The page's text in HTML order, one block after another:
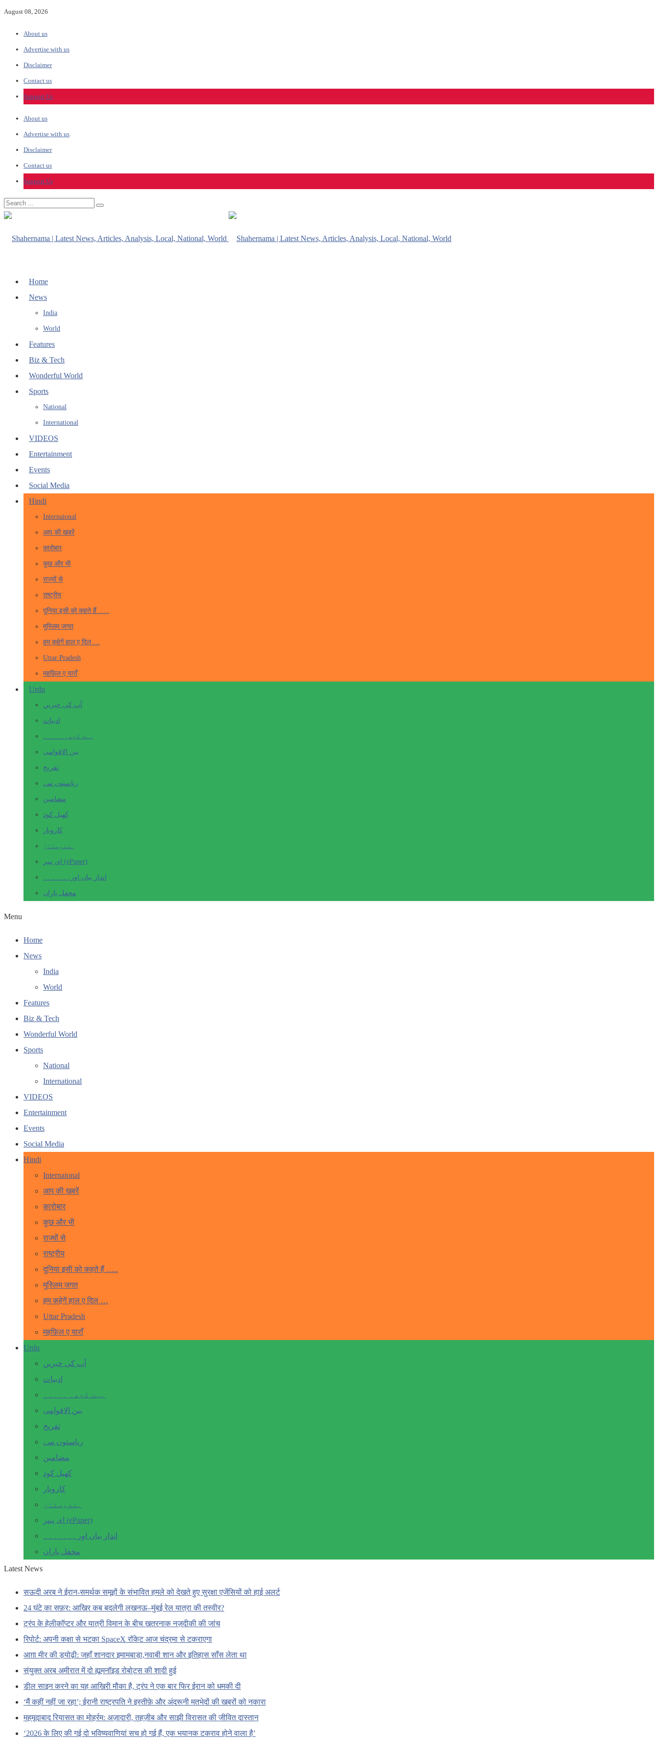
August 08, 2026
About us
Advertise with us
Disclaimer
Contact us
Support Us
About us
Advertise with us
Disclaimer
Contact us
Support Us
Home
News
India
World
Features
Biz & Tech
Wonderful World
Sports
National
International
VIDEOS
Entertainment
Events
Social Media
Hindi
Internaional
आप की खबरें
कारोबार
कुछ और भी
राज्यों से
राष्ट्रीय
दुनिया इसी को कहते हैं …..
मुस्लिम जगत
हम कहेगें हाल ए दिल …
Uttar Pradesh
महफ़िल ए याराँ
Urdu
آپ کی خبریں
ادبیات
بہت کچھ۔ ۔۔۔۔۔
بین الاقوامی
تفریح
ریاستوں سے
مضامین
کھیل کود
کاروبار
ہندوستان
ای پیپر (ePaper)
انداز بیاں اور۔۔۔۔۔۔۔
محفل یاراں
Menu
Home
News
India
World
Features
Biz & Tech
Wonderful World
Sports
National
International
VIDEOS
Entertainment
Events
Social Media
Hindi
Internaional
आप की खबरें
कारोबार
कुछ और भी
राज्यों से
राष्ट्रीय
दुनिया इसी को कहते हैं …..
मुस्लिम जगत
हम कहेगें हाल ए दिल …
Uttar Pradesh
महफ़िल ए याराँ
Urdu
آپ کی خبریں
ادبیات
بہت کچھ۔ ۔۔۔۔۔
بین الاقوامی
تفریح
ریاستوں سے
مضامین
کھیل کود
کاروبار
ہندوستان
ای پیپر (ePaper)
انداز بیاں اور۔۔۔۔۔۔۔
محفل یاراں
Latest News
सऊदी अरब ने ईरान-समर्थक समूहों के संभावित हमले को देखते हुए सुरक्षा एजेंसियों को हाई अलर्ट
24 घंटे का सफ़र: आखिर कब बदलेगी लखनऊ–मुंबई रेल यात्रा की तस्वीर?
ट्रंप के हेलीकॉप्टर और यात्री विमान के बीच खतरनाक नज़दीकी की जांच
रिपोर्ट: अपनी कक्षा से भटका SpaceX रॉकेट आज चंद्रमा से टकराएगा
आग़ा मीर की ड्योढ़ी: जहाँ शानदार इमामबाड़ा,नवाबी शान और इतिहास साँस लेता था
संयुक्त अरब अमीरात में दो ह्यूमनॉइड रोबोट्स की शादी हुई
डील साइन करने का यह आखिरी मौका है, ट्रंप ने एक बार फिर ईरान को धमकी दी
‘मैं कहीं नहीं जा रहा’; ईरानी राष्ट्रपति ने इस्तीफ़े और अंदरूनी मतभेदों की खबरों को नकारा
महमूदाबाद रियासत का मोहर्रम: अज़ादारी, तहज़ीब और साझी विरासत की जीवित दास्तान
‘2026 के लिए की गई दो भविष्यवाणियां सच हो गई हैं, एक भयानक टकराव होने वाला है’